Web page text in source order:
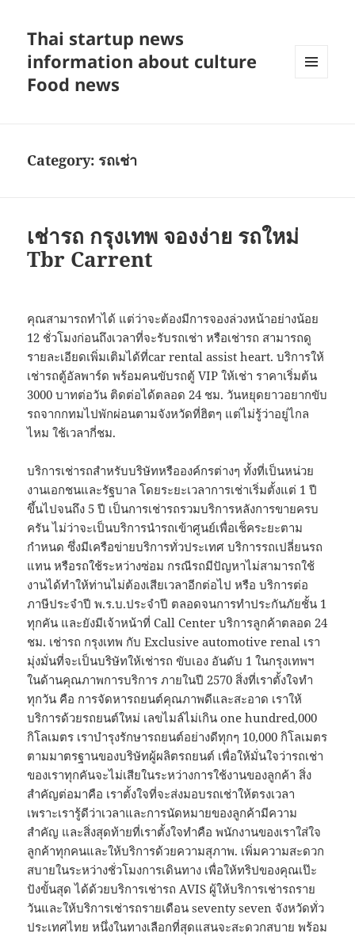
Thai startup news
information about culture
Food news
Category: รถเช่า
เช่ารถ กรุงเทพ จองง่าย รถใหม่
Tbr Carrent
คุณสามารถทำได้ แต่ว่าจะต้องมีการจองล่วงหน้าอย่างน้อย
12 ชั่วโมงก่อนถึงเวลาที่จะรับรถเช่า หรือเช่ารถ สามารถดู
รายละเอียดเพิ่มเติมได้ที่car rental assist heart. บริการให้
เช่ารถตู้อัลพาร์ด พร้อมคนขับรถตู้ VIP ให้เช่า ราคาเริ่มต้น
3000 บาทต่อวัน ติดต่อได้ตลอด 24 ชม. วันหยุดยาวอยากขับ
รถจากกทมไปพักผ่อนตามจังหวัดที่ฮิตๆ แต่ไม่รู้ว่าอยู่ไกล
ไหม ใช้เวลากี่ชม.
บริการเช่ารถสำหรับบริษัทหรือองค์กรต่างๆ ทั้งที่เป็นหน่วย
งานเอกชนและรัฐบาล โดยระยะเวลาการเช่าเริ่มตั้งแต่ 1 ปี
ขึ้นไปจนถึง 5 ปี เป็นการเช่ารถรวมบริการหลังการขายครบ
ครัน ไม่ว่าจะเป็นบริการนำรถเข้าศูนย์เพื่อเช็คระยะตาม
กำหนด ซึ่งมีเครือข่ายบริการทั่วประเทศ บริการรถเปลี่ยนรถ
แทน หรือรถใช้ระหว่างซ่อม กรณีรถมีปัญหาไม่สามารถใช้
งานได้ทำให้ท่านไม่ต้องเสียเวลาอีกต่อไป หรือ บริการต่อ
ภาษีประจำปี พ.ร.บ.ประจำปี ตลอดจนการทำประกันภัยชั้น 1
ทุกคัน และยังมีเจ้าหน้าที่ Call Center บริการลูกค้าตลอด 24
ชม. เช่ารถ กรุงเทพ กับ Exclusive automotive renal เรา
มุ่งมั่นที่จะเป็นบริษัทให้เช่ารถ ขับเอง อันดับ 1 ในกรุงเทพฯ
ในด้านคุณภาพการบริการ ภายในปี 2570 สิ่งที่เราตั้งใจทำ
ทุกวัน คือ การจัดหารถยนต์คุณภาพดีและสะอาด เราให้
บริการด้วยรถยนต์ใหม่ เลขไมล์ไม่เกิน one hundred,000
กิโลเมตร เราบำรุงรักษารถยนต์อย่างดีทุกๆ 10,000 กิโลเมตร
ตามมาตรฐานของบริษัทผู้ผลิตรถยนต์ เพื่อให้มั่นใจว่ารถเช่า
ของเราทุกคันจะไม่เสียในระหว่างการใช้งานของลูกค้า สิ่ง
สำคัญต่อมาคือ เราตั้งใจที่จะส่งมอบรถเช่าให้ตรงเวลา
เพราะเรารู้ดีว่าเวลาและการนัดหมายของลูกค้ามีความ
สำคัญ และสิ่งสุดท้ายที่เราตั้งใจทำคือ พนักงานของเราใส่ใจ
ลูกค้าทุกคนและให้บริการด้วยความสุภาพ. เพิ่มความสะดวก
สบายในระหว่างชั่วโมงการเดินทาง เพื่อให้ทริปของคุณเป๊ะ
ปังขั้นสุด ได้ด้วยบริการเช่ารถ AVIS ผู้ให้บริการเช่ารถราย
วันและให้บริการเช่ารถรายเดือน seventy seven จังหวัดทั่ว
ประเทศไทย หนึ่งในทางเลือกที่สุดแสนจะสะดวกสบาย พร้อม